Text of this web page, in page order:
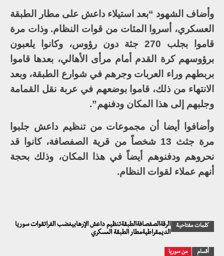
وأضاف الشهود “بعد استيلاء داعش على مطار الطبقة
العسكري، أسروا المئات من قوات النظام. وذات مرة
قاموا بجلب 270 جثة دون رؤوس، وكانوا يلعبون
برؤوسهم كرة القدم أمام مرأى الأهالي، بعدها قاموا
بربطهم وراء العربات وجرهم في شوارع الطبقة، وبعد
الانتهاء من ذلك، قاموا بوضعهم في عربة نقل القمامة
وجلبهم إلى هذا المكان ودفنهم”.
وأضافوا أيضا أن مجموعات من تنظيم داعش جلبوا
مرة جثث 13 شخصاً من قرية الصفصافة، كانوا قد
نحروهم ودفنوهم أيضاً في هذا المكان، وذلك بحجة
أنهم عملاء لقوات النظام.
كلمات مفتاحية
الرقةالصفصافةالطبقةتنظيم داعش الإرهابيغضب الفراتقوات سوريا
الديمقراطيةمطار الطبقة العسكري
أقسام من سوريا